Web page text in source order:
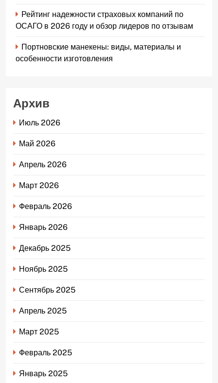
Рейтинг надежности страховых компаний по
ОСАГО в 2026 году и обзор лидеров по отзывам
Портновские манекены: виды, материалы и
особенности изготовления
Архив
Июль 2026
Май 2026
Апрель 2026
Март 2026
Февраль 2026
Январь 2026
Декабрь 2025
Ноябрь 2025
Сентябрь 2025
Апрель 2025
Март 2025
Февраль 2025
Январь 2025